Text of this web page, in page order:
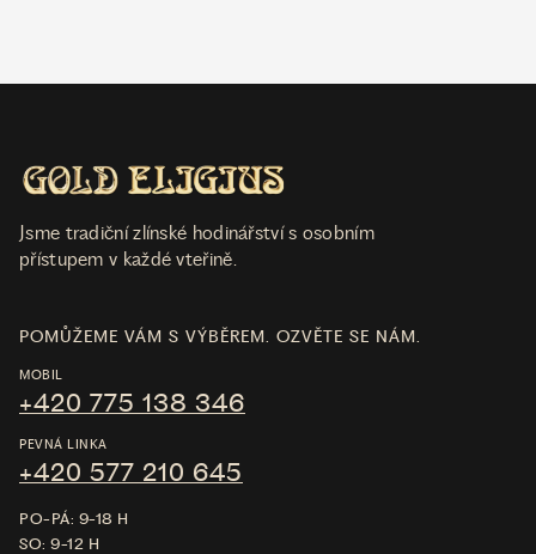
Jsme tradiční zlínské hodinářství s osobním
přístupem v každé vteřině.
POMŮŽEME VÁM S VÝBĚREM. OZVĚTE SE NÁM.
MOBIL
+420 775 138 346
PEVNÁ LINKA
+420 577 210 645
PO-PÁ: 9-18 H
SO: 9-12 H